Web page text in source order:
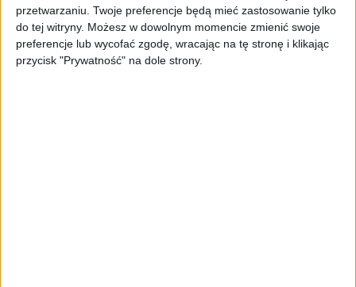
przetwarzaniu. Twoje preferencje będą mieć zastosowanie tylko
do tej witryny. Możesz w dowolnym momencie zmienić swoje
preferencje lub wycofać zgodę, wracając na tę stronę i klikając
przycisk "Prywatność" na dole strony.
do tworzenia i obróbki materiałów i ubrań. To
właśnie w tym roku oficjalnie rozpoczęła działalność
niemiecka marka, która dziś kojarzona jest wyłącznie
z motoryzacją.